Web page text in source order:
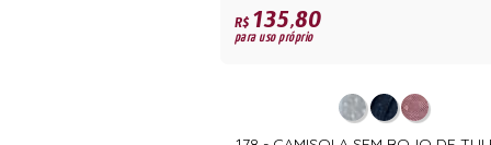
R$135,80
para uso próprio